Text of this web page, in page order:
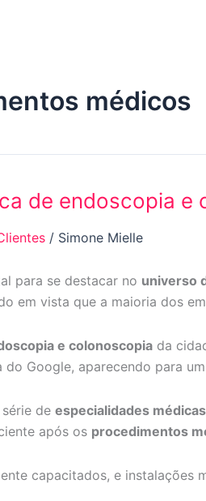
médicos
de endoscopia e
/ Simone Mielle
para se destacar no universo
em vista que a maioria dos
e colonoscopia da
do Google, aparecendo para
de especialidades médicas
após os procedimentos
capacitados, e instalações